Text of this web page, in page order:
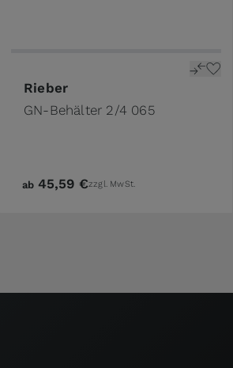
on the product page
Rieber
GN-Behälter 2/4 065
The price depends on the
ab 45,59 €zzgl. MwSt.